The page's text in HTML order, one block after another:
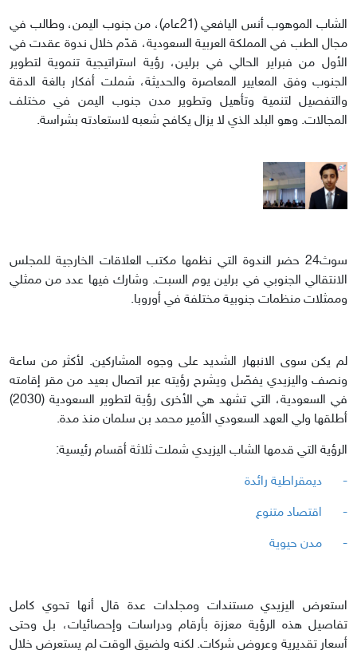
الشاب الموهوب أنس اليافعي (21عام)، من جنوب اليمن، وطالب في
مجال الطب في المملكة العربية السعودية، قدّم خلال ندوة عقدت في
الأول من فبراير الحالي في برلين، رؤية استراتيجية تنموية لتطوير
الجنوب وفق المعايير المعاصرة والحديثة، شملت أفكار بالغة الدقة
والتفصيل لتنمية وتأهيل وتطوير مدن جنوب اليمن في مختلف
المجالات. وهو البلد الذي لا يزال يكافح شعبه لاستعادته بشراسة.
سوث24 حضر الندوة التي نظمها مكتب العلاقات الخارجية للمجلس
الانتقالي الجنوبي في برلين يوم السبت. وشارك فيها عدد من ممثلي
وممثلات منظمات جنوبية مختلفة في أوروبا.
لم يكن سوى الانبهار الشديد على وجوه المشاركين. لأكثر من ساعة
ونصف واليزيدي يفصّل ويشرح رؤيته عبر اتصال بعيد من مقر إقامته
في السعودية، التي تشهد هي الأخرى رؤية لتطوير السعودية (2030)
أطلقها ولي العهد السعودي الأمير محمد بن سلمان منذ مدة.
الرؤية التي قدمها الشاب اليزيدي شملت ثلاثة أقسام رئيسية:
- ديمقراطية رائدة
- اقتصاد متنوع
- مدن حيوية
استعرض اليزيدي مستندات ومجلدات عدة قال أنها تحوي كامل
تفاصيل هذه الرؤية معززة بأرقام ودراسات وإحصائيات، بل وحتى
أسعار تقديرية وعروض شركات. لكنه ولضيق الوقت لم يستعرض خلال